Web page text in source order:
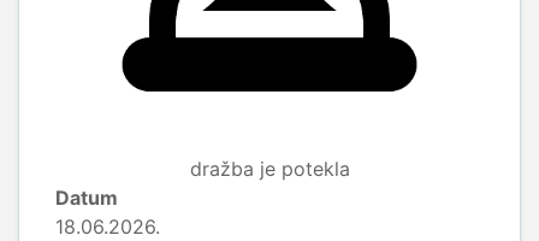
dražba je potekla
Datum
18.06.2026.